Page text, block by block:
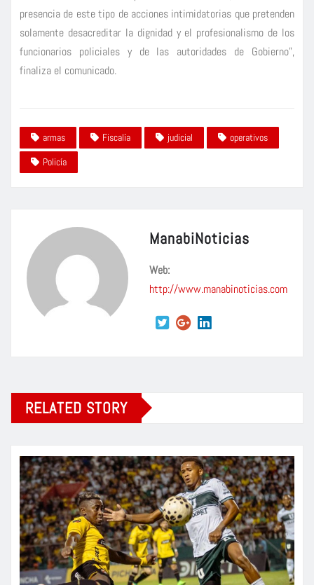
presencia de este tipo de acciones intimidatorias que pretenden
solamente desacreditar la dignidad y el profesionalismo de los
funcionarios policiales y de las autoridades de Gobierno”,
finaliza el comunicado.
armas Fiscalía judicial
operativos
Policía
ManabiNoticias
Web:
http://www.manabinoticias.com
RELATED STORY